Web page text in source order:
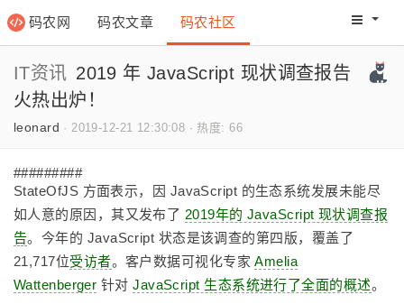
码农网 码农文章 码农社区 码农网
IT资讯 2019 年 JavaScript 现状调查报告
火热出炉！
leonard ·2019-12-21 12:30:08 · 热度: 66
#########
StateOfJS 方面表示，因 JavaScript 的生态系统发展未能尽
如人意的原因，其又发布了 2019年的 JavaScript 现状调查报
告。今年的 JavaScript 状态是该调查的第四版，覆盖了
21,717位受访者。客户数据可视化专家Amelia
Wattenberger 针对JavaScript 生态系统进行了全面的概述。